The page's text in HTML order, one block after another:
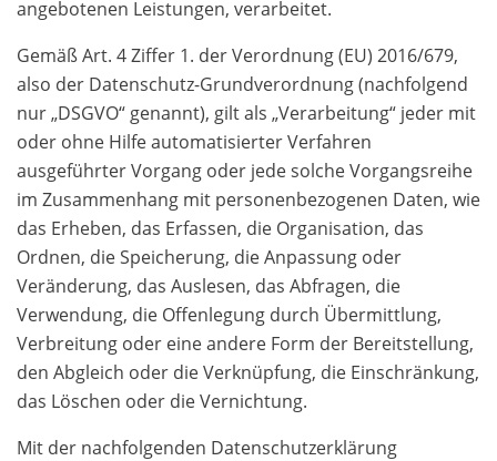
angebotenen Leistungen, verarbeitet.
Gemäß Art. 4 Ziffer 1. der Verordnung (EU) 2016/679,
also der Datenschutz-Grundverordnung (nachfolgend
nur „DSGVO“ genannt), gilt als „Verarbeitung“ jeder mit
oder ohne Hilfe automatisierter Verfahren
ausgeführter Vorgang oder jede solche Vorgangsreihe
im Zusammenhang mit personenbezogenen Daten, wie
das Erheben, das Erfassen, die Organisation, das
Ordnen, die Speicherung, die Anpassung oder
Veränderung, das Auslesen, das Abfragen, die
Verwendung, die Offenlegung durch Übermittlung,
Verbreitung oder eine andere Form der Bereitstellung,
den Abgleich oder die Verknüpfung, die Einschränkung,
das Löschen oder die Vernichtung.
Mit der nachfolgenden Datenschutzerklärung